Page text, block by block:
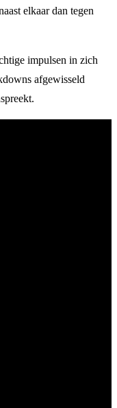
elkaar dan tegen
impulsen in zich
afgewisseld